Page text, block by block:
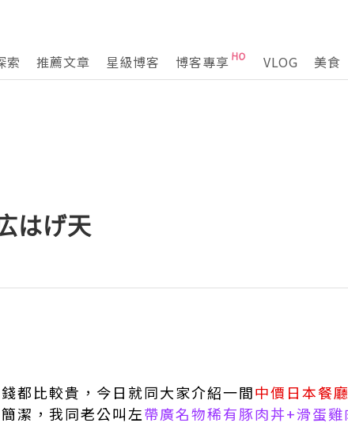
索 推薦文章 星級博客 博客專享 VLOG 美食
はげ天
都比較貴，今日就同大家介紹一間中價日本餐廳
潔，我同老公叫左帶廣名物稀有豚肉丼+滑蛋